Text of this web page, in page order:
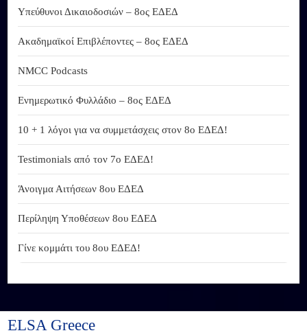
Υπεύθυνοι Δικαιοδοσιών – 8ος ΕΔΕΔ
Ακαδημαϊκοί Επιβλέποντες – 8ος ΕΔΕΔ
NMCC Podcasts
Ενημερωτικό Φυλλάδιο – 8ος ΕΔΕΔ
10 + 1 λόγοι για να συμμετάσχεις στον 8ο ΕΔΕΔ!
Testimonials από τον 7ο ΕΔΕΔ!
Άνοιγμα Αιτήσεων 8ου ΕΔΕΔ
Περίληψη Υποθέσεων 8ου ΕΔΕΔ
Γίνε κομμάτι του 8ου ΕΔΕΔ!
ELSA Greece